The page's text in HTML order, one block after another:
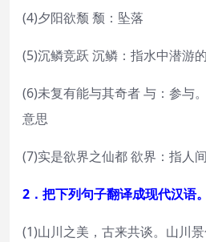
(4)夕阳欲颓 颓：坠落
(5)沉鳞竞跃 沉鳞：指水中潜游
(6)未复有能与其奇者 与：参与
意思
(7)实是欲界之仙都 欲界：指人间
2．把下列句子翻译成现代汉语。
(1)山川之美，古来共谈。山川